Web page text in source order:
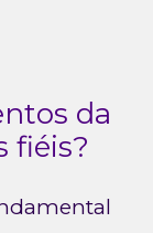
da
fiéis?